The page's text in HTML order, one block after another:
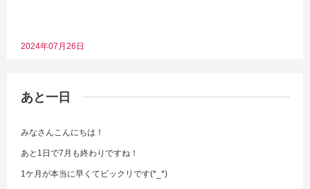
2024年07月26日
あと一日
みなさんこんにちは！
あと1日で7月も終わりですね！
1ケ月が本当に早くてビックリです(*_*)